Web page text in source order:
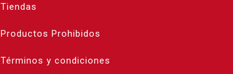
Tiendas
Productos Prohibidos
Términos y condiciones